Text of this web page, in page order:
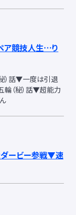
ア競技人生…り
）話▼一度は引退
（秘）話▼超能力
ダービー参戦▼速